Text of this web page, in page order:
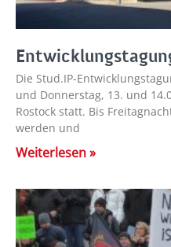
Die Stud.IP-
und Donnerstag, 13. und
Rostock statt. Bis
werden und
Weiterlesen »